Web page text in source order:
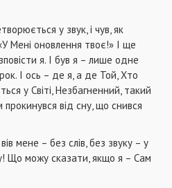
у звук, і чув, як
Мені оновлення твоє!» І ще
я. І був я – лише одне
І ось – де я, а де Той, Хто
у Світі, Незбагненний, такий
від сну, що снився
мене – без слів, без звуку – у
Що можу сказати, якщо я – Сам